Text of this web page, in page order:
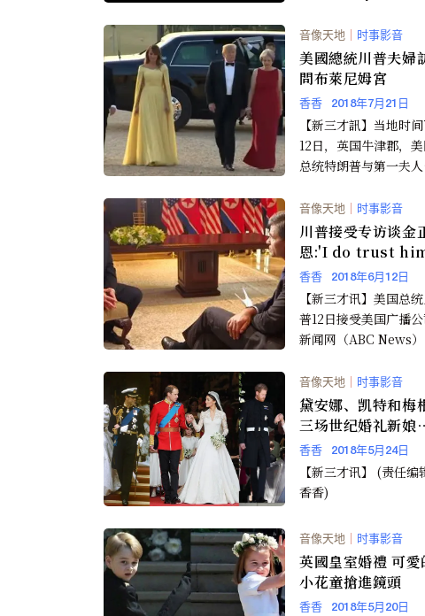
音像天地 ｜ 时事影音
美國總統川普夫婦
問布萊尼姆宮
香香 2018年7月21日
【新三才訊】当地时
12日，英国牛津郡，
总统特朗普与第一夫
香香)
音像天地 ｜ 时事影音
川普接受专访谈金
恩:'I do trust
香香 2018年6月12日
【新三才讯】美国总
普12日接受美国广播
新闻网（ABC News
ge Step...
音像天地 ｜ 时事影音
黛安娜、凯特和梅
三场世纪婚礼新娘
纱 你爱哪一款呢?
香香 2018年5月24日
【新三才讯】 (责任编辑:
香香)
音像天地 ｜ 时事影音
英國皇室婚禮 可愛
小花童搶進鏡頭
香香 2018年5月20日